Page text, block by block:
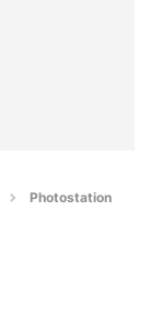
Photostation